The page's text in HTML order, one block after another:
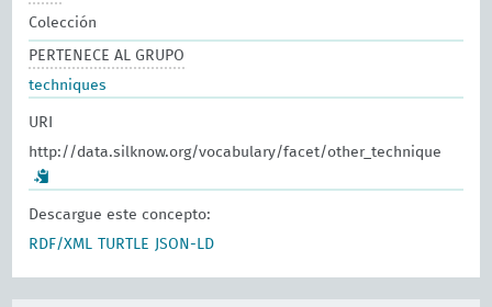
Colección
PERTENECE AL GRUPO
techniques
URI
http://data.silknow.org/vocabulary/facet/other_technique
Descargue este concepto:
RDF/XML
TURTLE JSON-LD